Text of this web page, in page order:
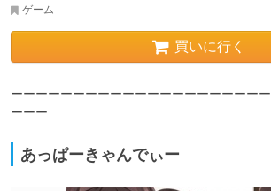
ゲーム
買いに行く
ーーーーーーーーーーーーーーーーーーーー
ーーー
あっぱーきゃんでぃー